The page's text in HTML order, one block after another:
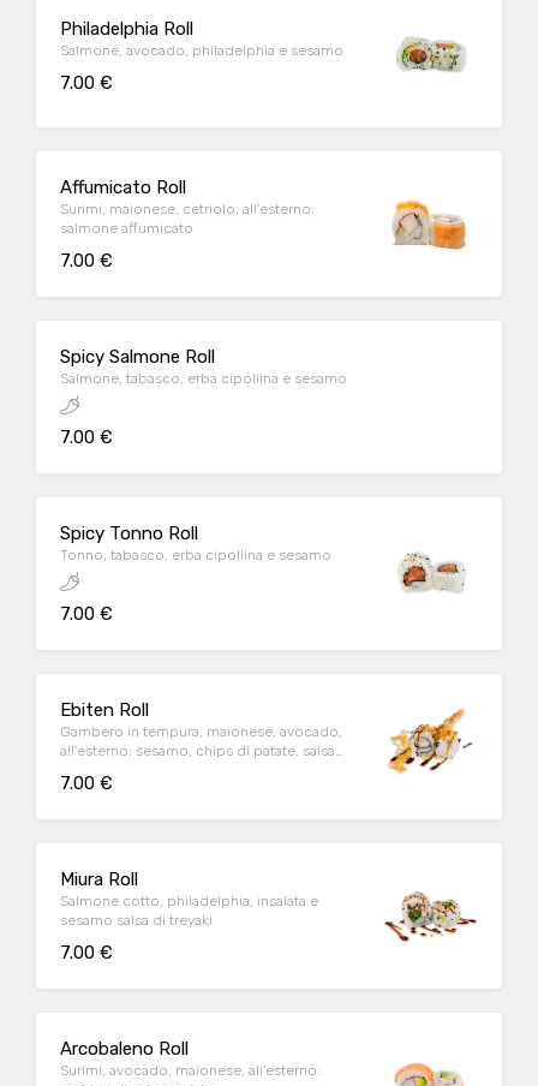
Philadelphia Roll
Salmone, avocado, philadelphia e sesamo
7.00 €
Affumicato Roll
Surimi, maionese, cetriolo, all'esterno:
salmone affumicato
7.00 €
Spicy Salmone Roll
Salmone, tabasco, erba cipollina e sesamo
7.00 €
Spicy Tonno Roll
Tonno, tabasco, erba cipollina e sesamo
7.00 €
Ebiten Roll
Gambero in tempura, maionese, avocado,
all'esterno: sesamo, chips di patate, salsa
7.00 €
Miura Roll
Salmone cotto, philadelphia, insalata e
sesamo salsa di treyaki
7.00 €
Arcobaleno Roll
Surimi, avocado, maionese, all'esterno: